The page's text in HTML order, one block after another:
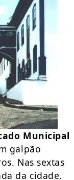
Municipal
galpão
Nas sextas
da cidade.